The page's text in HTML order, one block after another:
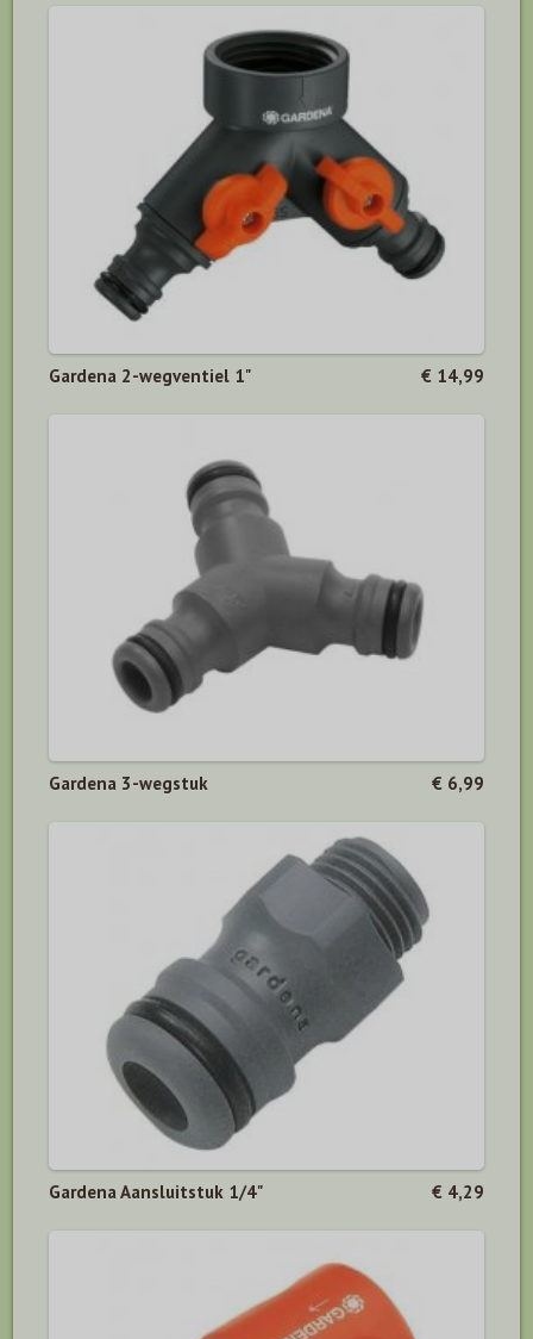
Gardena 2-wegventiel 1" € 14,99
Gardena 3-wegstuk € 6,99
Gardena Aansluitstuk 1/4" € 4,29